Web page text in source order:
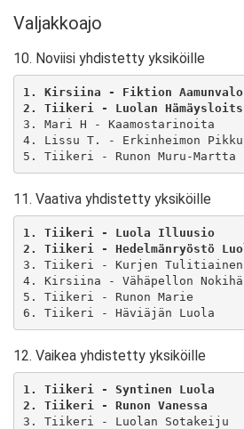
Valjakkoajo
10. Noviisi yhdistetty yksiköille
1. Kirsiina - Fiktion Aamunvalo
2. Tiikeri - Luolan
3. Mari H - Kaamostarinoita
4. Lissu T. - Erkinheimon
5. Tiikeri - Runon Muru-Martta
11. Vaativa yhdistetty yksiköille
1. Tiikeri - Luola Illuusio
2. Tiikeri - Hedelmänryöstö
3. Tiikeri - Kurjen Tulitiainen
4. Kirsiina - Vähäpellon
5. Tiikeri - Runon Marie
6. Tiikeri - Häviäjän Luola
12. Vaikea yhdistetty yksiköille
1. Tiikeri - Syntinen Luola
2. Tiikeri - Runon Vanessa
3. Tiikeri - Luolan Sotakeiju